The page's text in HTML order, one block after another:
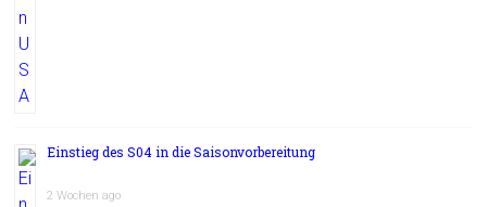
Einstieg des S04 in die Saisonvorbereitung
2 Wochen ago